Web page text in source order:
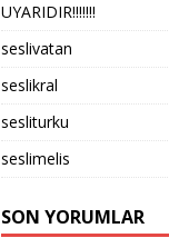
UYARIDIR!!!!!!!
seslivatan
seslikral
sesliturku
seslimelis
SON YORUMLAR